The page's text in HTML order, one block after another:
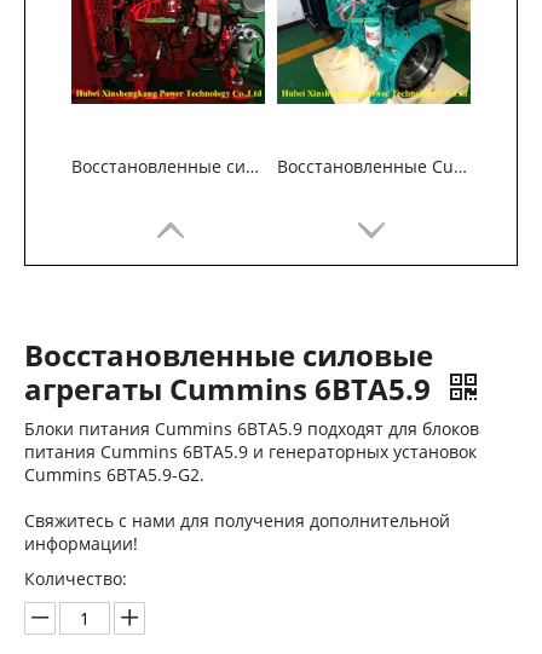
Восстановленные силовые агрегаты Cummins 6BT5.9 Восстановленные Cummins 4BT3.9 силовых единиц
Восстановленный двигатель Komatsu SAA6D114E-2 для строительной техники
Восстановленные силовые
агрегаты Cummins 6BTA5.9
Блоки питания Cummins 6BTA5.9 подходят для блоков
питания Cummins 6BTA5.9 и генераторных установок
Cummins 6BTA5.9-G2.
Свяжитесь с нами для получения дополнительной
информации!
Количество: